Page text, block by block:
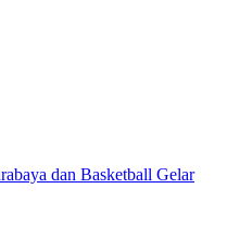
dan Basketball Gelar